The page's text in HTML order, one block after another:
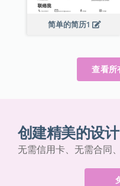
简单的简历1
查看所
创建精美的设计
无需信用卡、无需合同